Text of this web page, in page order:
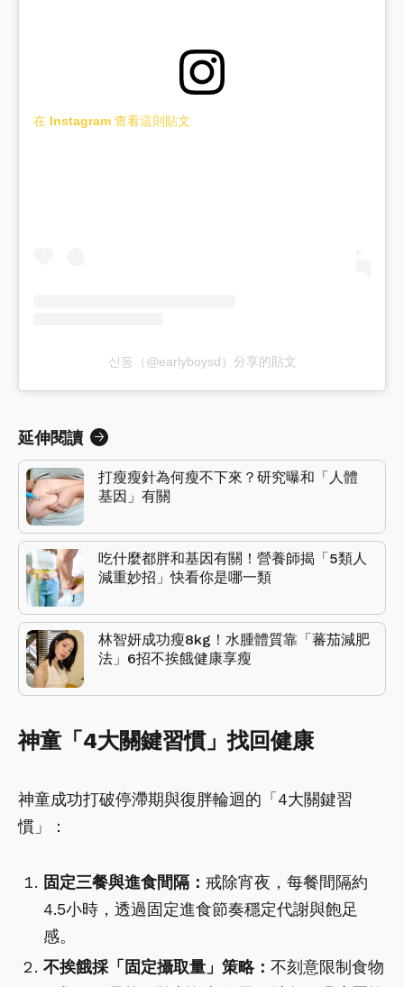
在 Instagram 查看這則貼文
신동（@earlyboysd）分享的貼文
延伸閱讀
打瘦瘦針為何瘦不下來？研究曝和「人體
基因」有關
吃什麼都胖和基因有關！營養師揭「5類人
減重妙招」快看你是哪一類
林智妍成功瘦8kg！水腫體質靠「蕃茄減肥
法」6招不挨餓健康享瘦
神童「4大關鍵習慣」找回健康
神童成功打破停滯期與復胖輪迴的「4大關鍵習
慣」：
固定三餐與進食間隔： 戒除宵夜，每餐間隔約
4.5小時，透過固定進食節奏穩定代謝與飽足
感。
不挨餓採「固定攝取量」策略： 不刻意限制食物